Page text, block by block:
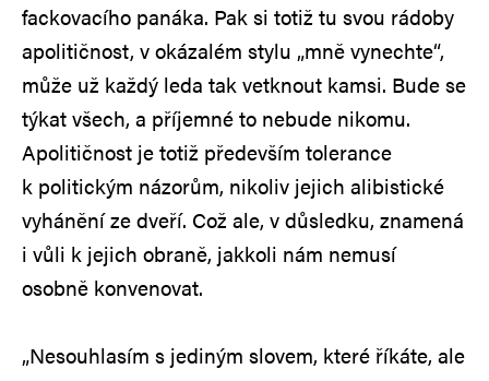
fackovacího panáka. Pak si totiž tu svou rádoby
apolitičnost, v okázalém stylu „mně vynechte“,
může už každý leda tak vetknout kamsi. Bude se
týkat všech, a příjemné to nebude nikomu.
Apolitičnost je totiž především tolerance
k politickým názorům, nikoliv jejich alibistické
vyhánění ze dveří. Což ale, v důsledku, znamená
i vůli k jejich obraně, jakkoli nám nemusí
osobně konvenovat.
„Nesouhlasím s jediným slovem, které říkáte, ale